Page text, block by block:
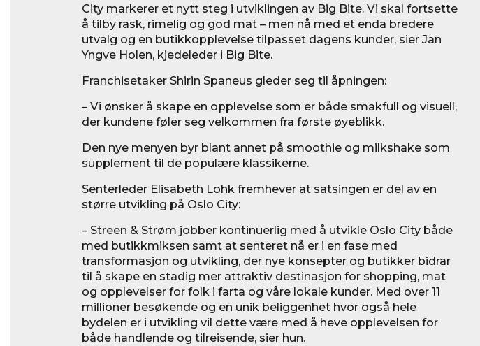
City markerer et nytt steg i utviklingen av Big Bite. Vi skal fortsette
å tilby rask, rimelig og god mat – men nå med et enda bredere
utvalg og en butikkopplevelse tilpasset dagens kunder, sier Jan
Yngve Holen, kjedeleder i Big Bite.
Franchisetaker Shirin Spaneus gleder seg til åpningen:
– Vi ønsker å skape en opplevelse som er både smakfull og visuell,
der kundene føler seg velkommen fra første øyeblikk.
Den nye menyen byr blant annet på smoothie og milkshake som
supplement til de populære klassikerne.
Senterleder Elisabeth Lohk fremhever at satsingen er del av en
større utvikling på Oslo City:
– Streen & Strøm jobber kontinuerlig med å utvikle Oslo City både
med butikkmiksen samt at senteret nå er i en fase med
transformasjon og utvikling, der nye konsepter og butikker bidrar
til å skape en stadig mer attraktiv destinasjon for shopping, mat
og opplevelser for folk i farta og våre lokale kunder. Med over 11
millioner besøkende og en unik beliggenhet hvor også hele
bydelen er i utvikling vil dette være med å heve opplevelsen for
både handlende og tilreisende, sier hun.